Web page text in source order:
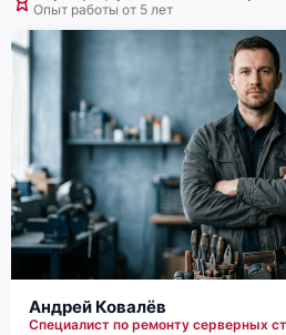
Опыт работы от 5 лет
Андрей Ковалёв
Специалист по ремонту серверных